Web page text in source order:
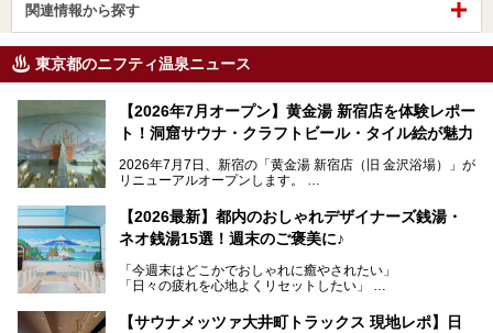
関連情報から探す
東京都のニフティ温泉ニュース
【2026年7月オープン】黄金湯 新宿店を体験レポー
ト！洞窟サウナ・クラフトビール・タイル絵が魅力
2026年7月7日、新宿の「黄金湯 新宿店（旧 金沢浴場）」が
リニューアルオープンします。
レトロでノスタルジックなタイル絵はそのまま、昔からここ
を知る地元の人にも、新しく足を運んでくれる人にも愛され
る、今の時代の"銭湯"として生まれ変わりました。洞窟のよ
ビアバーなど、新しく登場したスポットも併せて紹介しま
す。充実した設備があるのに、基本の入浴料が銭湯価格の5
【2026最新】都内のおしゃれデザイナーズ銭湯・
ネオ銭湯15選！週末のご褒美に♪
「今週末はどこかでおしゃれに癒やされたい」
「日々の疲れを心地よくリセットしたい」
となっている新しいスタイルの銭湯です。
【サウナメッツァ大井町トラックス 現地レポ】日